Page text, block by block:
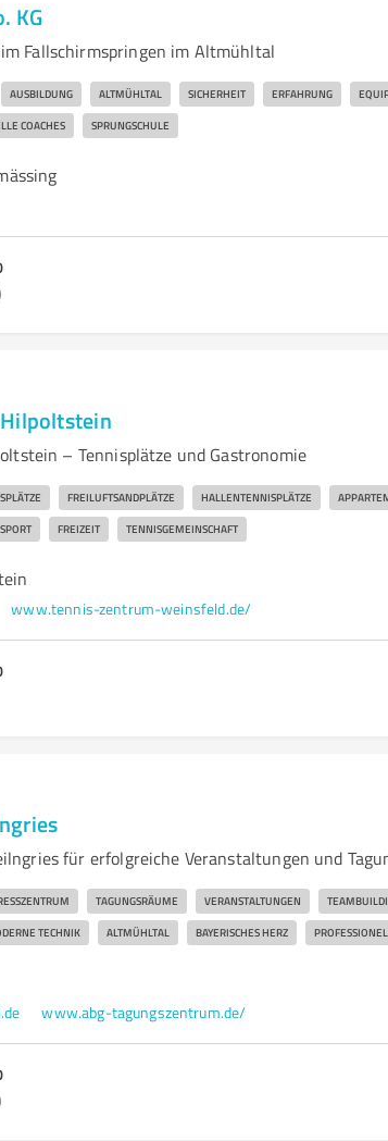
KG
Fallschirmspringen im Altmühltal
AUSBILDUNG ALTMÜHLTAL SICHERHEIT ERFAHRUNG
COACHES SPRUNGSCHULE
– Tennisplätze und Gastronomie
FREILUFTSANDPLÄTZE HALLENTENNISPLÄTZE
SPORT FREIZEIT TENNISGEMEINSCHAFT
www.tennis-zentrum-weinsfeld.de/
für erfolgreiche Veranstaltungen und
TAGUNGSRÄUME VERANSTALTUNGEN
TECHNIK ALTMÜHLTAL BAYERISCHES HERZ
www.abg-tagungszentrum.de/